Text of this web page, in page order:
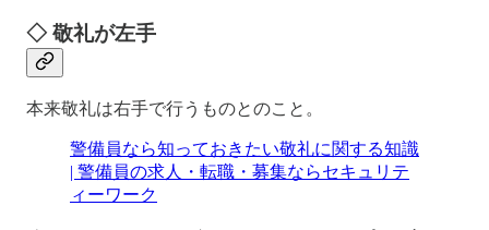
◇ 敬礼が左手
本来敬礼は右手で行うものとのこと。
警備員なら知っておきたい敬礼に関する知識
| 警備員の求人・転職・募集ならセキュリテ
ィーワーク